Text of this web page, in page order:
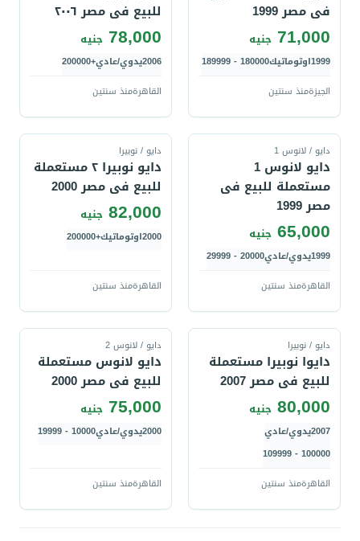
فى مصر 1999
71,000 جنيه
1999اوتوماتيك180000 - 189999
الجيزةمنذ سنتين
للبيع فى مصر ٢٠٠٦
78,000 جنيه
2006يدوي/عادي+200000
القاهرةمنذ سنتين
دايو / لانوس 1
دايو لانوس 1
مستعملة للبيع فى
مصر 1999
65,000 جنيه
1999يدوي/عادي20000 - 29999
القاهرةمنذ سنتين
دايو / نوبيرا
دايو نوبيرا ٢ مستعملة
للبيع فى مصر 2000
82,000 جنيه
2000اوتوماتيك+200000
القاهرةمنذ سنتين
دايو / نوبيرا
دايوا نوبيرا مستعملة
للبيع فى مصر 2007
80,000 جنيه
2007يدوي/عادي
100000 - 109999
القاهرةمنذ سنتين
دايو / لانوس 2
دايو لانوس مستعملة
للبيع فى مصر 2000
75,000 جنيه
2000يدوي/عادي10000 - 19999
القاهرةمنذ سنتين